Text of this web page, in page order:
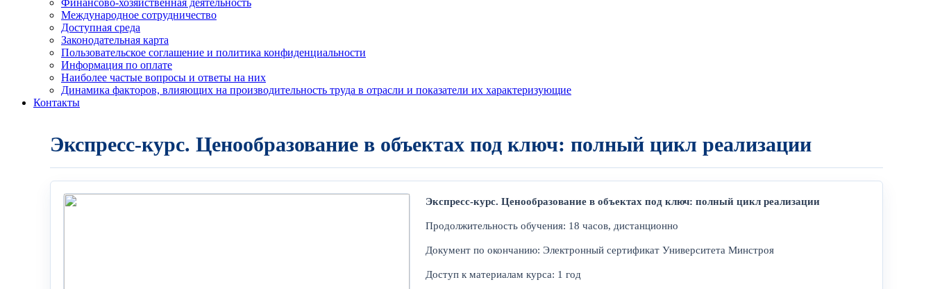
Финансово-хозяйственная деятельность
Международное сотрудничество
Доступная среда
Законодательная карта
Пользовательское соглашение и политика конфиденциальности
Информация по оплате
Наиболее частые вопросы и ответы на них
Динамика факторов, влияющих на производительность труда в отрасли и показатели их характеризующие
Контакты
Экспресс-курс. Ценообразование в объектах под ключ: полный цикл реализации
Экспресс-курс. Ценообразование в объектах под ключ: полный цикл реализации
Продолжительность обучения: 18 часов, дистанционно
Документ по окончанию: Электронный сертификат Университета Минстроя
Доступ к материалам курса: 1 год